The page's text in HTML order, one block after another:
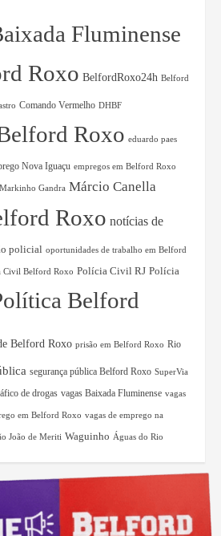
Fluminense
Roxo BelfordRoxo24h Belford
Comando Vermelho DHBF
Roxo eduardo paes
Nova Iguaçu empregos em Belford Roxo
Markinho Gandra Márcio Canella
Roxo notícias de
policial oportunidades de trabalho em Belford
Civil Belford Roxo Polícia Civil RJ Polícia
Belford
Belford Roxo prisão em Belford Roxo Rio
segurança pública Belford Roxo SuperVia
de drogas vagas Baixada Fluminense vagas
em Belford Roxo vagas de emprego na
João de Meriti Waguinho Águas do Rio